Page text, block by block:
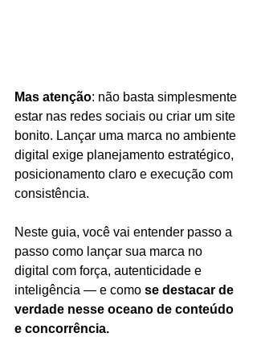
Mas atenção: não basta simplesmente
estar nas redes sociais ou criar um site
bonito. Lançar uma marca no ambiente
digital exige planejamento estratégico,
posicionamento claro e execução com
consistência.
Neste guia, você vai entender passo a
passo como lançar sua marca no
digital com força, autenticidade e
inteligência — e como se destacar de
verdade nesse oceano de conteúdo
e concorrência.